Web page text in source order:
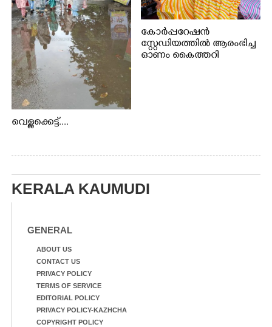
വെള്ളക്കെട്ട്....
കോർപ്പറേഷൻ
സ്റ്റേഡിയത്തിൽ ആരംഭിച്ച
ഓണം കൈത്തറി
KERALA KAUMUDI
GENERAL
ABOUT US
CONTACT US
PRIVACY POLICY
TERMS OF SERVICE
EDITORIAL POLICY
PRIVACY POLICY-KAZHCHA
COPYRIGHT POLICY